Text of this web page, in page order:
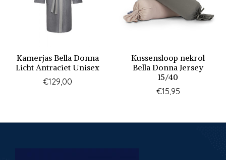
Kamerjas Bella Donna
Licht Antraciet Unisex
€129,00
Kussensloop nekrol
Bella Donna Jersey
15/40
€15,95